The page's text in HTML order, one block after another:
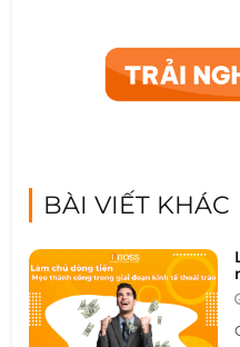
BÀI VIẾT KHÁC